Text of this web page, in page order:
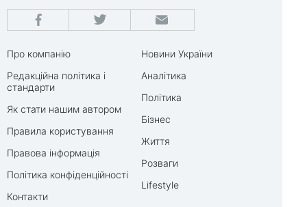
Про компанію
Редакційна політика і
стандарти
Як стати нашим автором
Правила користування
Правова інформація
Політика конфіденційності
Контакти
Новини України
Аналітика
Політика
Бізнес
Життя
Розваги
Lifestyle